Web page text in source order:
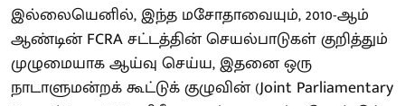
இல்லையெனில், இந்த மசோதாவையும், 2010-ஆம்
ஆண்டின் FCRA சட்டத்தின் செயல்பாடுகள் குறித்தும்
முழுமையாக ஆய்வு செய்ய, இதனை ஒரு
நாடாளுமன்றக் கூட்டுக் குழுவின் (Joint Parliamentary